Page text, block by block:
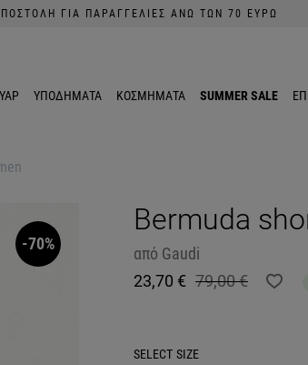
ΓΙΑ ΠΑΡΑΓΓΕΛΙΕΣ ΑΝΩ ΤΩΝ 70 ΕΥΡΩ
ΥΠΟΔΗΜΑΤΑ ΚΟΣΜΗΜΑΤΑ SUMMER SALE
-70%
Bermuda
από Gaudi
23,70 € 79,00 €
SELECT SIZE